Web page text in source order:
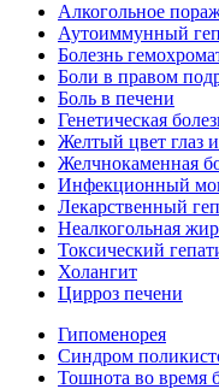
Алкогольное
Аутоиммунный
Болезнь
Боли в правом
Боль в печени
Генетическая
Желтый цвет глаз
Желчнокаменная
Инфекционный
Лекарственный
Неалкогольная
Токсический
Холангит
Цирроз печени
Гипоменорея
Синдром
Тошнота во время